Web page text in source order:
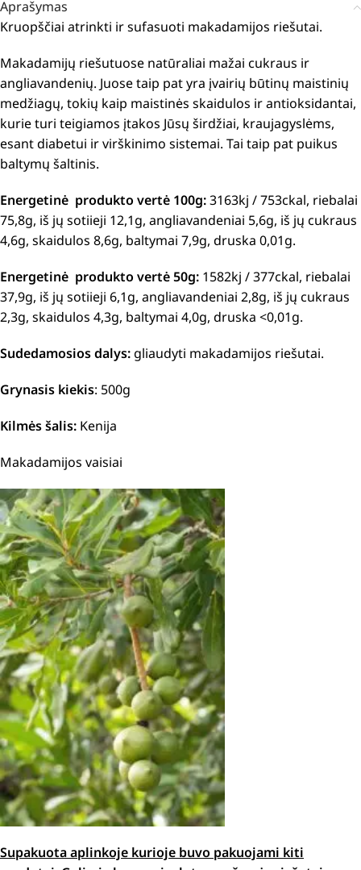
Aprašymas
Kruopščiai atrinkti ir sufasuoti makadamijos riešutai.
Makadamijų riešutuose natūraliai mažai cukraus ir
angliavandenių. Juose taip pat yra įvairių būtinų maistinių
medžiagų, tokių kaip maistinės skaidulos ir antioksidantai,
kurie turi teigiamos įtakos Jūsų širdžiai, kraujagyslėms,
esant diabetui ir virškinimo sistemai. Tai taip pat puikus
baltymų šaltinis.
Energetinė produkto vertė 100g:3163kj / 753ckal, riebalai
75,8g, iš jų sotiieji 12,1g, angliavandeniai 5,6g, iš jų cukraus
4,6g, skaidulos 8,6g, baltymai 7,9g, druska 0,01g.
Energetinė produkto vertė 50g: 1582kj / 377ckal, riebalai
37,9g, iš jų sotiieji 6,1g, angliavandeniai 2,8g, iš jų cukraus
2,3g, skaidulos 4,3g, baltymai 4,0g, druska <0,01g.
Sudedamosios dalys: gliaudyti makadamijos riešutai.
Grynasis kiekis: 500g
Kilmės šalis: Kenija
Makadamijos vaisiai
Supakuota aplinkoje kurioje buvo pakuojami kiti